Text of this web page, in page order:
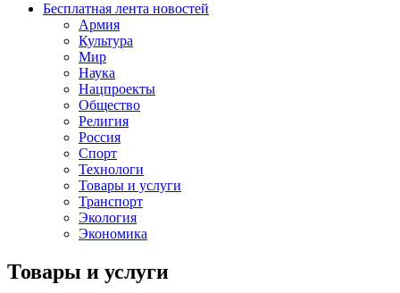
Бесплатная лента новостей
Армия
Культура
Мир
Наука
Нацпроекты
Общество
Религия
Россия
Спорт
Технологи
Товары и услуги
Транспорт
Экология
Экономика
Товары и услуги